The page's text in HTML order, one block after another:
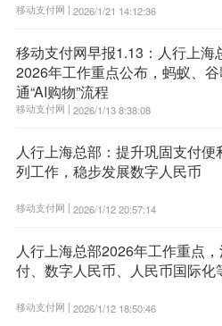
移动支付网 | 2026/1/21 14:12:36
移动支付网早报1.13：人行上海
2026年工作重点公布，蚂蚁、
通“AI购物”流程
移动支付网 | 2026/1/13 8:38:08
人行上海总部：提升巩固支付便
列工作，稳步发展数字人民币
移动支付网 | 2026/1/12 20:57:14
人行上海总部2026年工作重点
付、数字人民币、人民币国际化
移动支付网 | 2026/1/12 18:50:46